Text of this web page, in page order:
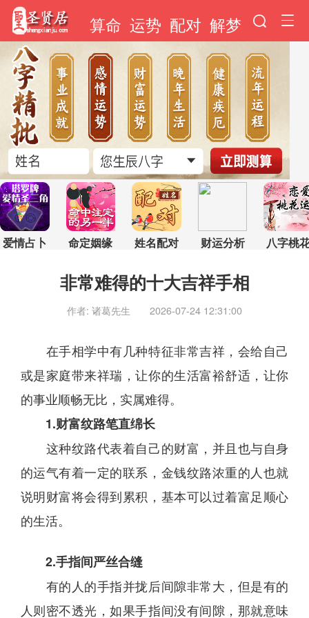
算命 运势 配对 解梦
爱情占卜 命定姻缘 姓名配对 财运分析 八字桃
非常难得的十大吉祥手相
作者: 诸葛先生 2026-07-24 12:31:00
在手相学中有几种特征非常吉祥，会给自己
或是家庭带来祥瑞，让你的生活富裕舒适，让你
的事业顺畅无比，实属难得。
1.财富纹路笔直绵长
这种纹路代表着自己的财富，并且也与自身
的运气有着一定的联系，金钱纹路浓重的人也就
说明财富将会得到累积，基本可以过着富足顺心
的生活。
2.手指间严丝合缝
有的人的手指并拢后间隙非常大，但是有的
人则密不透光，如果手指间没有间隙，那就意味